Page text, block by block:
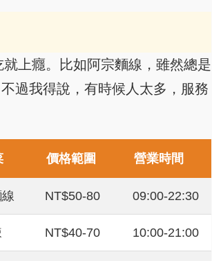
上癮。比如阿宗麵線，雖然總是
過我得說，有時候人太多，服務
價格範圍 營業時間
NT$50-80 09:00-22:30
NT$40-70 10:00-21:00